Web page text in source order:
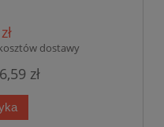
dostawy
zł